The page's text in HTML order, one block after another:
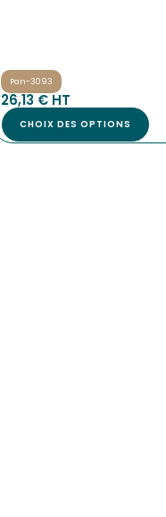
Pan-3093
26,13 € HT
CHOIX DES OPTIONS